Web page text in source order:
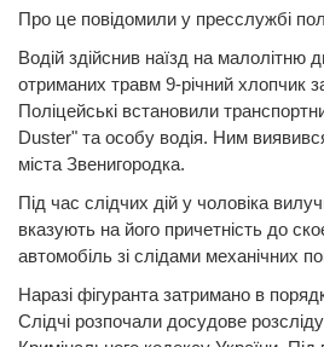
Про це повідомили у пресслужбі
Водій здійснив наїзд на малолітню
отриманих травм 9-річний хлопчик
Поліцейські встановили
Duster" та особу водія. Ним
міста Звенигородка.
Під час слідчих дій у чоловіка
вказують на його причетність до
автомобіль зі слідами механічних
Наразі фігуранта затримано в
Слідчі розпочали досудове